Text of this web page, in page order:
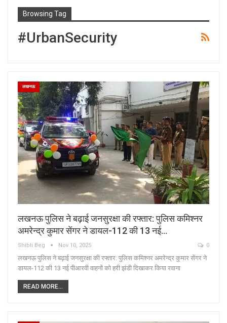
Browsing Tag
#UrbanSecurity
लखनऊ
लखनऊ पुलिस ने बढ़ाई जनसुरक्षा की रफ्तार: पुलिस कमिश्नर
अमरेन्द्र कुमार सेंगर ने डायल-112 की 13 नई…
Shibli Beg Nov 10, 2025 0
लखनऊ पुलिस ने बढ़ाई जनसुरक्षा की रफ्तार: पुलिस कमिश्नर अमरेन्द्र कुमार सेंगर ने
डायल-112 की 13 नई पीआरवी वाहनों को हरी झंडी दिखाकर किया रवाना
READ MORE...